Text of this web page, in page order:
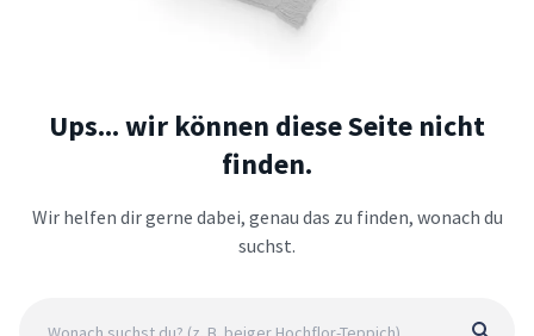
Ups... wir können diese Seite nicht
finden.
Wir helfen dir gerne dabei, genau das zu finden, wonach du
suchst.